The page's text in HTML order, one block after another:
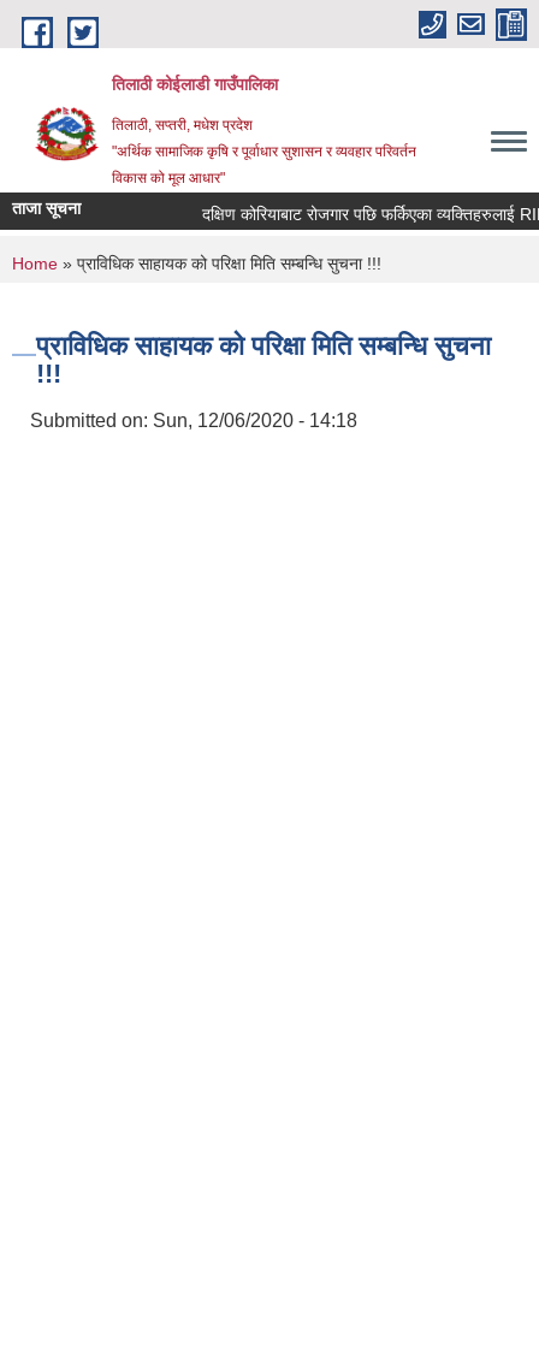
Skip to main content
तिलाठी कोईलाडी गाउँपालिका
तिलाठी, सप्तरी, मधेश प्रदेश
"अर्थिक सामाजिक कृषि र पूर्वाधार सुशासन र व्यवहार परिवर्तन
विकास को मूल आधार"
ताजा सूचना दक्षिण कोरियाबाट रोजगार पछि फर्किएका
You are here
Home » प्राविधिक साहायक को परिक्षा मिति सम्बन्धि सुचना !!!
प्राविधिक साहायक को परिक्षा मिति सम्बन्धि सुचना
!!!
Submitted on: Sun, 12/06/2020 - 14:18